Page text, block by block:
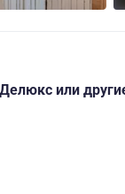
или